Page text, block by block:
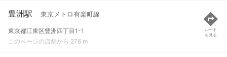
豊洲駅 東京メトロ有楽町線
東京都江東区豊洲四丁目1-1
このページの店舗から 276 m
ルート
を見る